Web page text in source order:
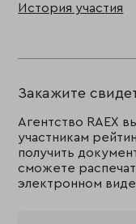
История участия
Закажите
Агентство RAEX
участникам
получить
сможете
электронном